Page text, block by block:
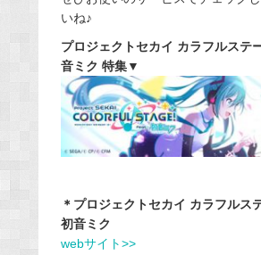
いね♪
プロジェクトセカイ カラフルステ
音ミク 特集▼
＊プロジェクトセカイ カラフルス
初音ミク
webサイト>>